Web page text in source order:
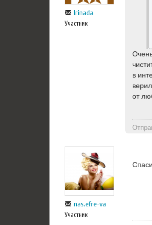
Irinada
Участник
в
от
nas.efre-va
Участник